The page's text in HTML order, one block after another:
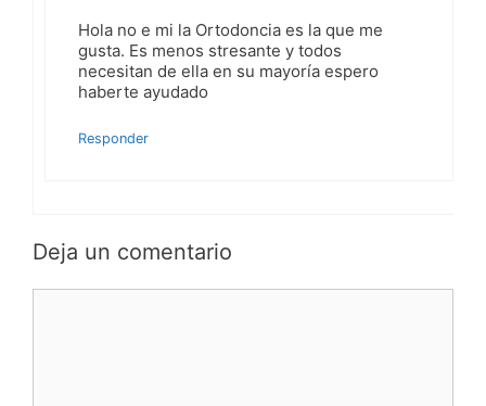
Hola no e mi la Ortodoncia es la que me
gusta. Es menos stresante y todos
necesitan de ella en su mayoría espero
haberte ayudado
Responder
Deja un comentario